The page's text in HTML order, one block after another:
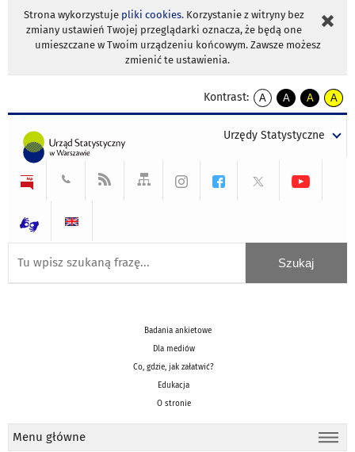
Strona wykorzystuje pliki cookies. Korzystanie z witryny bez
zmiany ustawień Twojej przeglądarki oznacza, że będą one
umieszczane w Twoim urządzeniu końcowym. Zawsze możesz
zmienić te ustawienia.
Kontrast:
A
kontrast
A
kontrast
tekst
czarnym
A
kontrast
tekst
czarnym
A
tekst
żółtym
Urzędy Statystyczne
Badania ankietowe
Dla mediów
Co, gdzie, jak załatwić?
Edukacja
O stronie
Menu główne